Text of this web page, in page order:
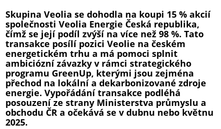
Skupina Veolia se dohodla na koupi 15 % akcií
společnosti Veolia Energie Česká republika,
čímž se její podíl zvýší na více než 98 %. Tato
transakce posílí pozici Veolie na českém
energetickém trhu a má pomoci splnit
ambiciózní závazky v rámci strategického
programu GreenUp, kterými jsou zejména
přechod na lokální a dekarbonizované zdroje
energie. Vypořádání transakce podléhá
posouzení ze strany Ministerstva průmyslu a
obchodu ČR a očekává se v dubnu nebo květnu
2025.